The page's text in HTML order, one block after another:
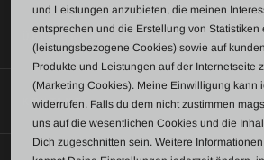
ÜBER UNS
KONTAKT
und Leistungen anzubieten, die meinen
entsprechen und die Erstellung von Statistiken
(leistungsbezogene Cookies) sowie auf
Produkte und Leistungen auf der Internetseite
(Marketing Cookies). Meine Einwilligung kann
widerrufen. Falls du dem nicht zustimmen
uns auf die wesentlichen Cookies und die
Dich zugeschnitten sein. Weitere